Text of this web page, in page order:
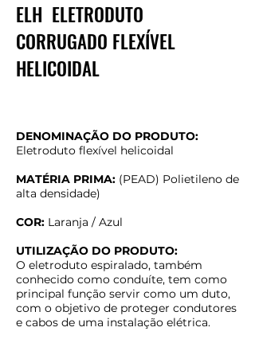
ELH ELETRODUTO
CORRUGADO FLEXÍVEL
HELICOIDAL
DENOMINAÇÃO DO PRODUTO:
Eletroduto flexível helicoidal
MATÉRIA PRIMA: (PEAD) Polietileno de
alta densidade)
COR: Laranja / Azul
UTILIZAÇÃO DO PRODUTO:
O eletroduto espiralado, também
conhecido como conduíte, tem como
principal função servir como um duto,
com o objetivo de proteger condutores
e cabos de uma instalação elétrica.